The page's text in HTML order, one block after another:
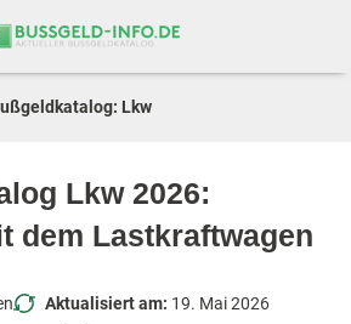
Lkw 2026:
dem Lastkraftwagen
Lkw
Aktualisiert am: 19. Mai 2026